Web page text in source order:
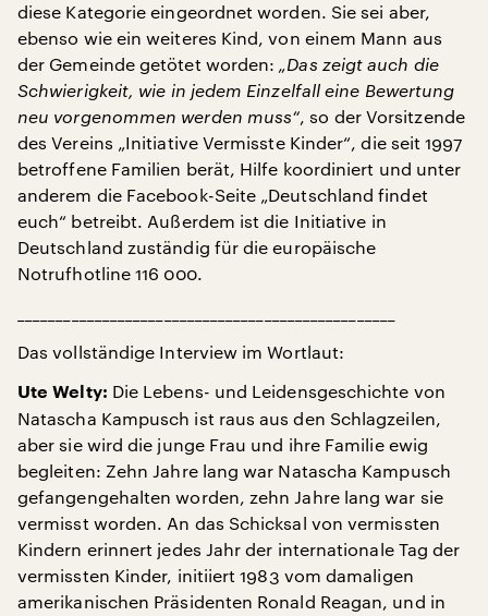
diese Kategorie eingeordnet worden. Sie sei aber,
ebenso wie ein weiteres Kind, von einem Mann aus
der Gemeinde getötet worden: „Das zeigt auch die
Schwierigkeit, wie in jedem Einzelfall eine Bewertung
neu vorgenommen werden muss“, so der Vorsitzende
des Vereins „Initiative Vermisste Kinder“, die seit 1997
betroffene Familien berät, Hilfe koordiniert und unter
anderem die Facebook-Seite „Deutschland findet
euch“ betreibt. Außerdem ist die Initiative in
Deutschland zuständig für die europäische
Notrufhotline 116 000.
Das vollständige Interview im Wortlaut:
Ute Welty: Die Lebens- und Leidensgeschichte von
Natascha Kampusch ist raus aus den Schlagzeilen,
aber sie wird die junge Frau und ihre Familie ewig
begleiten: Zehn Jahre lang war Natascha Kampusch
gefangengehalten worden, zehn Jahre lang war sie
vermisst worden. An das Schicksal von vermissten
Kindern erinnert jedes Jahr der internationale Tag der
vermissten Kinder, initiiert 1983 vom damaligen
amerikanischen Präsidenten Ronald Reagan, und in